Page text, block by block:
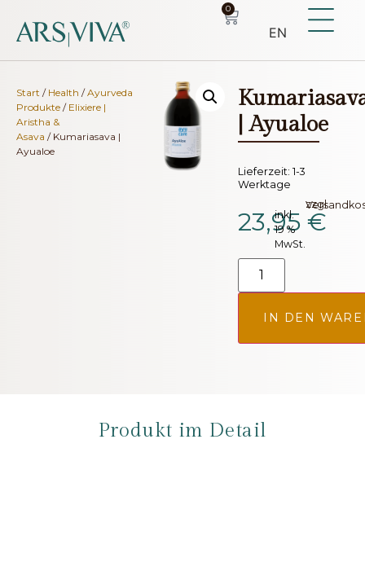
0
EN
Start / Health /Ayurveda
Produkte / Elixiere |
Aristha &
Asava / Kumariasava |
Ayualoe
| Ayualoe
Lieferzeit: 1-3
Werktage
23,95 €
inkl.
19 %
MwSt.
zzgl.
IN DEN
Produkt im Detail